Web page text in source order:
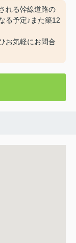
れる幹線道路の
る予定♪また築12
お気軽にお問合